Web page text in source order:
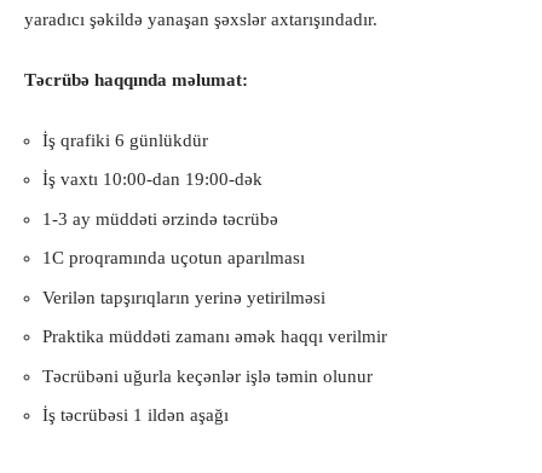
yaradıcı şəkildə yanaşan şəxslər axtarışındadır.
Təcrübə haqqında məlumat:
İş qrafiki 6 günlükdür
İş vaxtı 10:00-dan 19:00-dək
1-3 ay müddəti ərzində təcrübə
1C proqramında uçotun aparılması
Verilən tapşırıqların yerinə yetirilməsi
Praktika müddəti zamanı əmək haqqı verilmir
Təcrübəni uğurla keçənlər işlə təmin olunur
İş təcrübəsi 1 ildən aşağı